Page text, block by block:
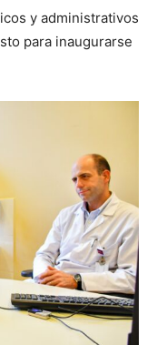
y administrativos
para inaugurarse